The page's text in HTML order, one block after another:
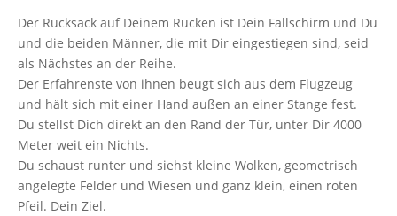
Der Rucksack auf Deinem Rücken ist Dein Fallschirm und Du
und die beiden Männer, die mit Dir eingestiegen sind, seid
als Nächstes an der Reihe.
Der Erfahrenste von ihnen beugt sich aus dem Flugzeug
und hält sich mit einer Hand außen an einer Stange fest.
Du stellst Dich direkt an den Rand der Tür, unter Dir 4000
Meter weit ein Nichts.
Du schaust runter und siehst kleine Wolken, geometrisch
angelegte Felder und Wiesen und ganz klein, einen roten
Pfeil. Dein Ziel.